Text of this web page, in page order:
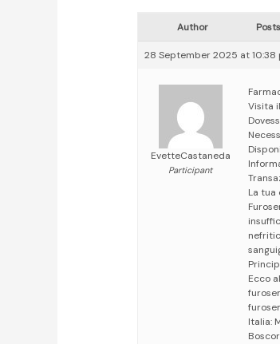
Author Posts
28 September 2025 at 10:38
EvetteCastaneda
Participant
Visita
La
Ecco
Italia: